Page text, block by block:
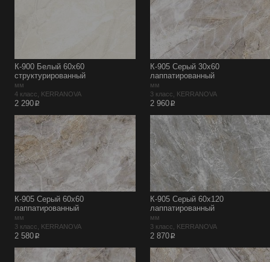
К-900 Белый 60х60
структурированный
мм
4 класс, KERRANOVA
2 290p
К-905 Серый 30х60
лаппатированный
мм
3 класс, KERRANOVA
2 960p
К-905 Серый 60х60
лаппатированный
мм
3 класс, KERRANOVA
2 580p
К-905 Серый 60х120
лаппатированный
мм
3 класс, KERRANOVA
2 870p